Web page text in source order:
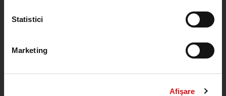
Statistici
Marketing
Afişare